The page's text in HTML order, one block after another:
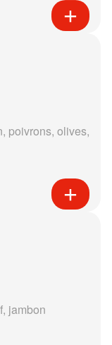
poivrons, olives,
jambon